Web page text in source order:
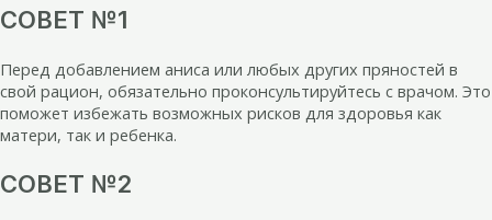
СОВЕТ №1
Перед добавлением аниса или любых других пряностей в
свой рацион, обязательно проконсультируйтесь с врачом. Это
поможет избежать возможных рисков для здоровья как
матери, так и ребенка.
СОВЕТ №2